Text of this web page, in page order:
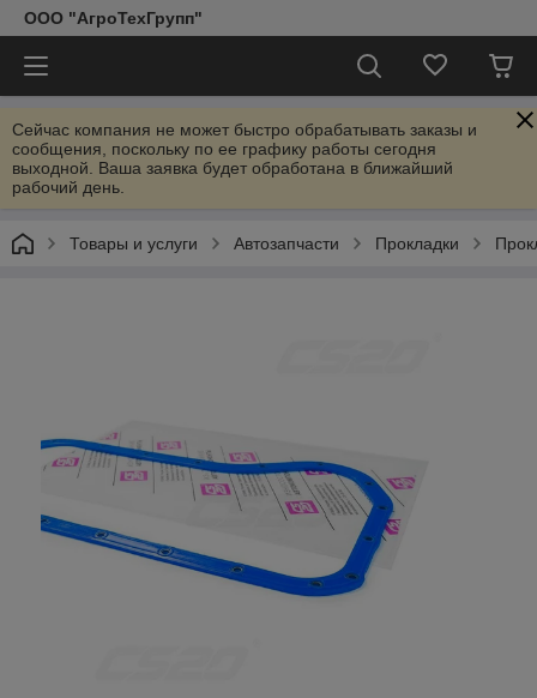
ООО "АгроТехГрупп"
Сейчас компания не может быстро обрабатывать заказы и
сообщения, поскольку по ее графику работы сегодня
выходной. Ваша заявка будет обработана в ближайший
рабочий день.
Товары и услуги Автозапчасти Прокладки